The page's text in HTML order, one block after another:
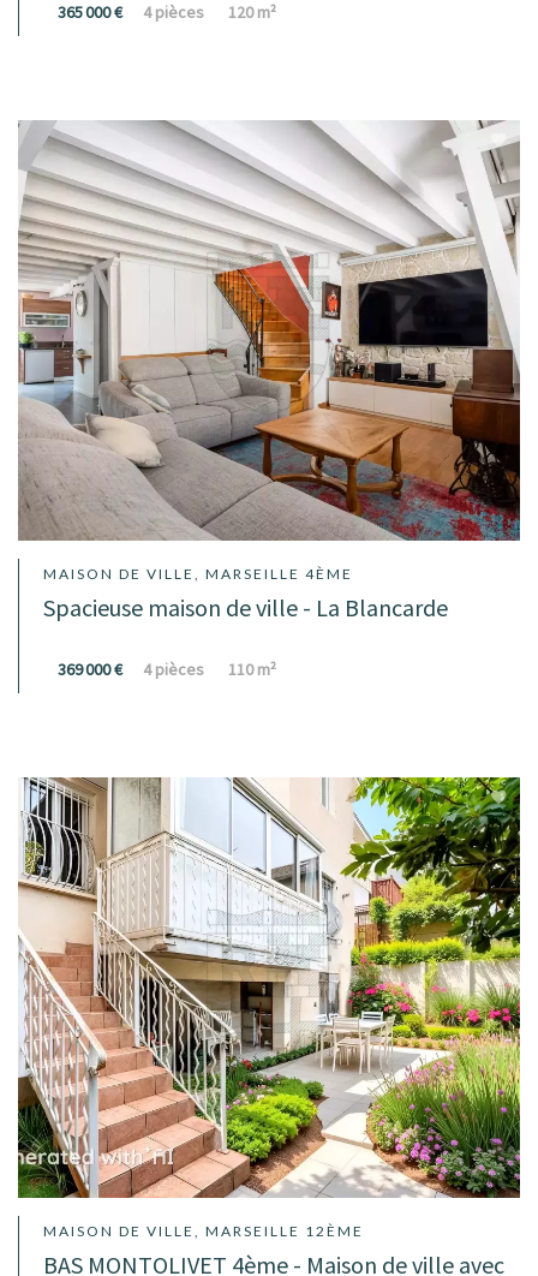
365 000 € 4 pièces 120 m²
MAISON DE VILLE, MARSEILLE 4ÈME
Spacieuse maison de ville - La Blancarde
369 000 € 4 pièces 110 m²
MAISON DE VILLE, MARSEILLE 12ÈME
BAS MONTOLIVET 4ème - Maison de ville avec